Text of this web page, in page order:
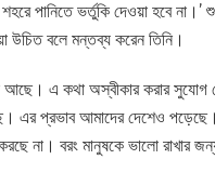
পানিতে ভর্তুকি দেওয়া হবে না।’ শুধু
উচিত বলে মন্তব্য করেন তিনি।
আছে। এ কথা অস্বীকার করার
এর প্রভাব আমাদের দেশেও পড়েছে।
না। বরং মানুষকে ভালো রাখার